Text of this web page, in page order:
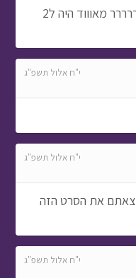
יפהה מאוד מותח אבל זה היה קצרררררר מאוווד היה ל2
י"ח אלול תשפ"ג
י"ח אלול תשפ"ג
את הסרט הזה
י"ח אלול תשפ"ג